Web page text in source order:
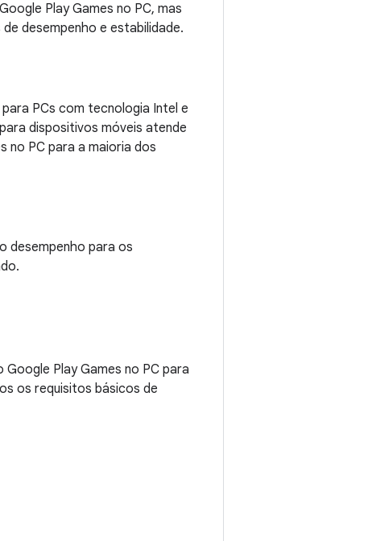
Play Games no PC, mas
desempenho e estabilidade.
PCs com tecnologia Intel e
dispositivos móveis atende
no PC para a maioria dos
desempenho para os
Play Games no PC para
os requisitos básicos de